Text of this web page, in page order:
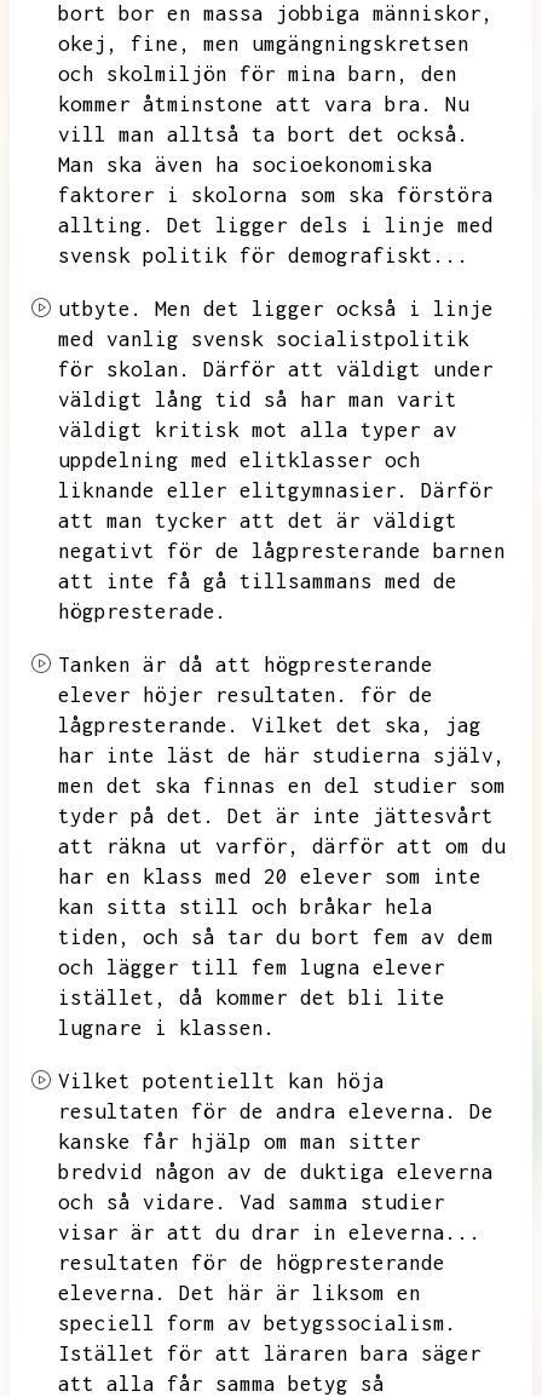
bort bor en massa jobbiga människor,
okej,
fine,
men umgängningskretsen
och skolmiljön för mina barn,
den
kommer åtminstone att vara bra.
Nu
vill man alltså ta bort det också.
Man ska även ha socioekonomiska
faktorer i skolorna som ska förstöra
allting.
Det ligger dels i linje med
svensk politik för demografiskt...
utbyte.
Men det ligger också i linje
med vanlig svensk socialistpolitik
för skolan.
Därför att väldigt under
väldigt lång tid så har man varit
väldigt kritisk mot alla typer av
uppdelning med elitklasser och
liknande eller elitgymnasier.
Därför
att man tycker att det är väldigt
negativt för de lågpresterande barnen
att inte få gå tillsammans med de
högpresterade.
Tanken är då att högpresterande
elever höjer resultaten.
för de
lågpresterande.
Vilket det ska,
jag
har inte läst de här studierna själv,
men det ska finnas en del studier som
tyder på det.
Det är inte jättesvårt
att räkna ut varför,
därför att om du
har en klass med 20 elever som inte
kan sitta still och bråkar hela
tiden,
och så tar du bort fem av dem
och lägger till fem lugna elever
istället,
då kommer det bli lite
lugnare i klassen.
Vilket potentiellt kan höja
resultaten för de andra eleverna.
De
kanske får hjälp om man sitter
bredvid någon av de duktiga eleverna
och så vidare.
Vad samma studier
visar är att du drar in eleverna...
resultaten för de högpresterande
eleverna.
Det här är liksom en
speciell form av betygssocialism.
Istället för att läraren bara säger
att alla får samma betyg så